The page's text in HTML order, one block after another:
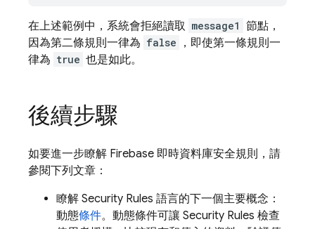
在上述範例中，系統會拒絕讀取 message1 節點，
因為第二條規則一律為 false
，即使第一條規則一
律為 true 也是如此。
後續步驟
如要進一步瞭解 Firebase 即時資料庫安全規則，請
參閱下列文章：
瞭解 Security Rules 語言的下一個主要概念：
動態條件。動態條件可讓 Security Rules 檢查